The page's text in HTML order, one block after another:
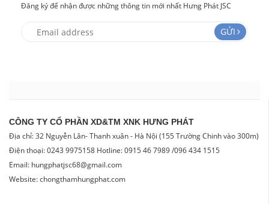
Đăng ký để nhận được những thông tin mới nhất Hưng Phát JSC
GỬI
CÔNG TY CỔ PHẦN XD&TM XNK HƯNG PHÁT
Địa chỉ: 32 Nguyễn Lân- Thanh xuân - Hà Nội (155 Trường Chinh vào 300m)
Điện thoại: 0243 9975158 Hotline: 0915 46 7989 /096 434 1515
Email: hungphatjsc68@gmail.com
Website: chongthamhungphat.com